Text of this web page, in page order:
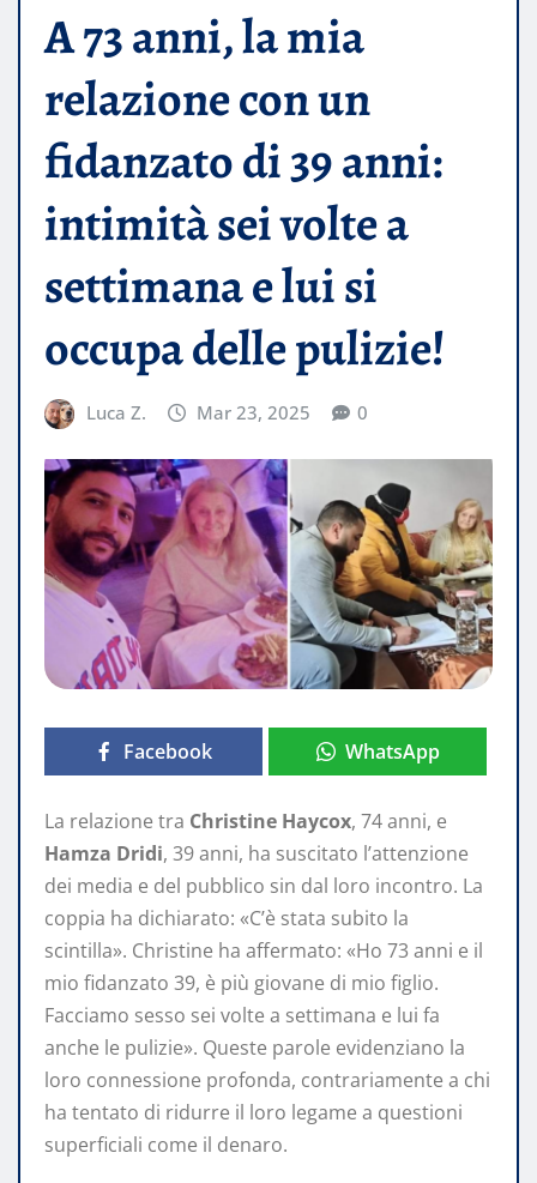
A 73 anni, la mia
relazione con un
fidanzato di 39 anni:
intimità sei volte a
settimana e lui si
occupa delle pulizie!
Luca Z. Mar 23, 2025 0
Facebook WhatsApp
La relazione tra Christine Haycox, 74 anni, e
Hamza Dridi, 39 anni, ha suscitato l’attenzione
dei media e del pubblico sin dal loro incontro. La
coppia ha dichiarato: «C’è stata subito la
scintilla». Christine ha affermato: «Ho 73 anni e il
mio fidanzato 39, è più giovane di mio figlio.
Facciamo sesso sei volte a settimana e lui fa
anche le pulizie». Queste parole evidenziano la
loro connessione profonda, contrariamente a chi
ha tentato di ridurre il loro legame a questioni
superficiali come il denaro.